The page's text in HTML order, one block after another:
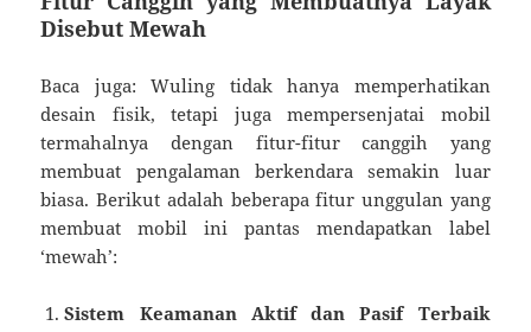
Disebut Mewah
Baca juga: Wuling tidak hanya memperhatikan
desain fisik, tetapi juga mempersenjatai mobil
termahalnya dengan fitur-fitur canggih yang
membuat pengalaman berkendara semakin luar
biasa. Berikut adalah beberapa fitur unggulan yang
membuat mobil ini pantas mendapatkan label
‘mewah’:
Sistem Keamanan Aktif dan Pasif Terbaik